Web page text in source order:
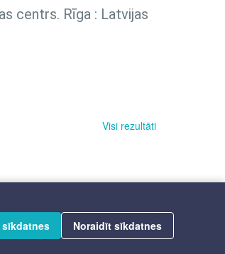
centrs. Rīga : Latvijas
Visi rezultāti
sīkdatnes Noraidīt sīkdatnes